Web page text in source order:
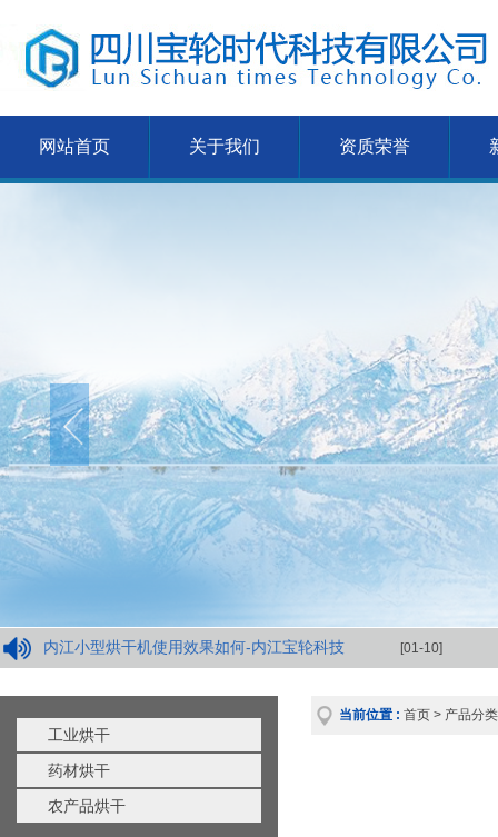
网站首页 关于我们 资质荣誉
内江小型烘干机使用效果如何-内江宝轮科技 [01-10]
工业烘干
药材烘干
农产品烘干
当前位置 : 首页 > 产品分类